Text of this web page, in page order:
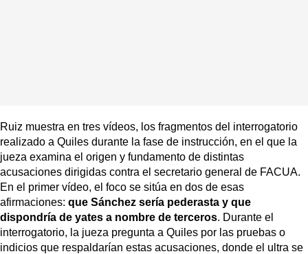
Ruiz muestra en tres vídeos, los fragmentos del interrogatorio
realizado a Quiles durante la fase de instrucción, en el que la
jueza examina el origen y fundamento de distintas
acusaciones dirigidas contra el secretario general de FACUA.
En el primer vídeo, el foco se sitúa en dos de esas
afirmaciones: que Sánchez sería pederasta y que
dispondría de yates a nombre de terceros. Durante el
interrogatorio, la jueza pregunta a Quiles por las pruebas o
indicios que respaldarían estas acusaciones, donde el ultra se